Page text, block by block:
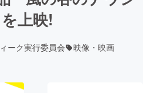
プロ
募集終了が近いプ
上映!
ーク実行委員会 映像・映画